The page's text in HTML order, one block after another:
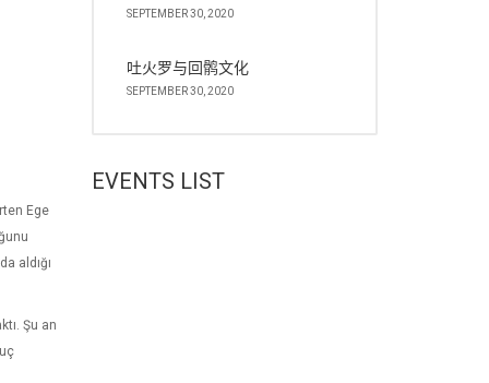
Ege
aldığı
Şu an
SEPTEMBER 30, 2020
吐火罗与回鹘文化
SEPTEMBER 30, 2020
EVENTS LIST